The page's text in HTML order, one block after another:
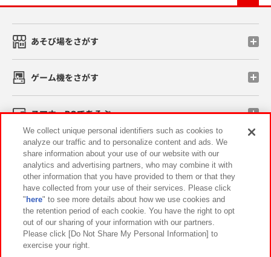
あそび場をさがす
ゲーム機をさがす
スマホ・PCであそぶ
イベント・キャンペーン
関連会社 サステナビリティ サイトポリシー
プライバシーポリシー ウェブアクセシビリティ方針と検証結果
お取引先さまとともに
We collect unique personal identifiers such as cookies to
analyze our traffic and to personalize content and ads. We
share information about your use of our website with our
analytics and advertising partners, who may combine it with
other information that you have provided to them or that they
have collected from your use of their services. Please click
" here" to see more details about how we use cookies and
the retention period of each cookie. You have the right to opt
out of our sharing of your information with our partners.
Please click [Do Not Share My Personal Information] to
exercise your right.